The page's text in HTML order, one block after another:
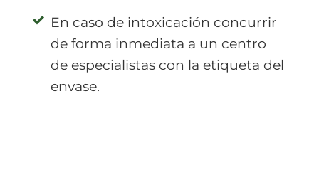
En caso de intoxicación concurrir
de forma inmediata a un centro
de especialistas con la etiqueta del
envase.